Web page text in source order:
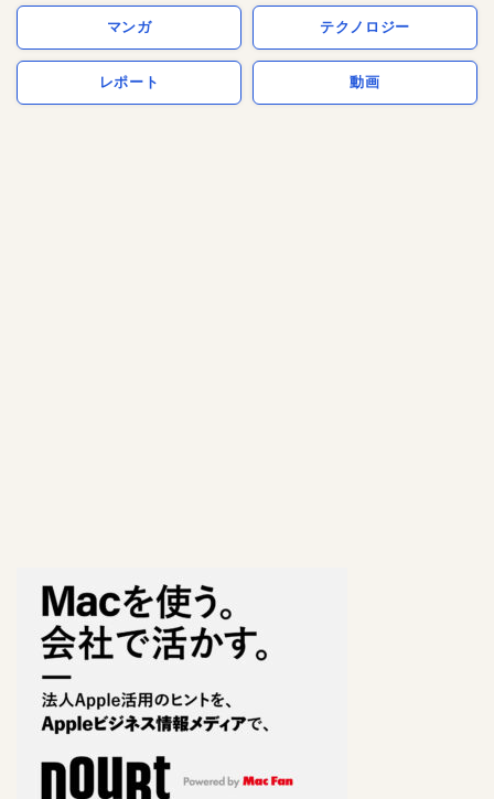
マンガ テクノロジー
レポート 動画